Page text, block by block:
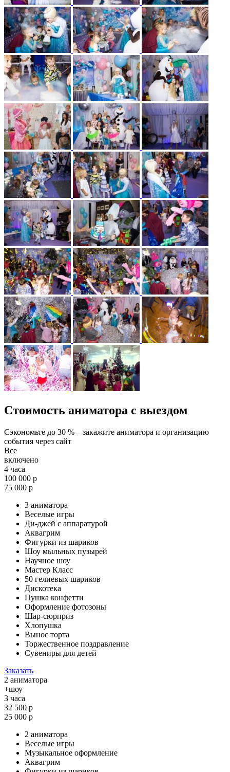
Стоимость аниматора с выездом
Сэкономьте до 30 % – закажите аниматора и организацию
события через сайт
Все
включено
4 часа
100 000 р
75 000 р
3 аниматора
Веселые игры
Ди-джей с аппаратурой
Аквагрим
Фигурки из шариков
Шоу мыльных пузырей
Научное шоу
Мастер Класс
50 гелиевых шариков
Дискотека
Пушка конфетти
Оформление фотозоны
Шар-сюрприз
Хлопушка
Вынос торта
Торжественное поздравление
Сувениры для детей
Заказать
2 аниматора
+шоу
3 часа
32 500 р
25 000 р
2 аниматора
Веселые игры
Музыкальное оформление
Аквагрим